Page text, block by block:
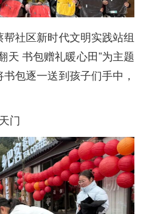
社区新时代文明实践站组
天 书包赠礼暖心田”为主题
包逐一送到孩子们手中，
天门